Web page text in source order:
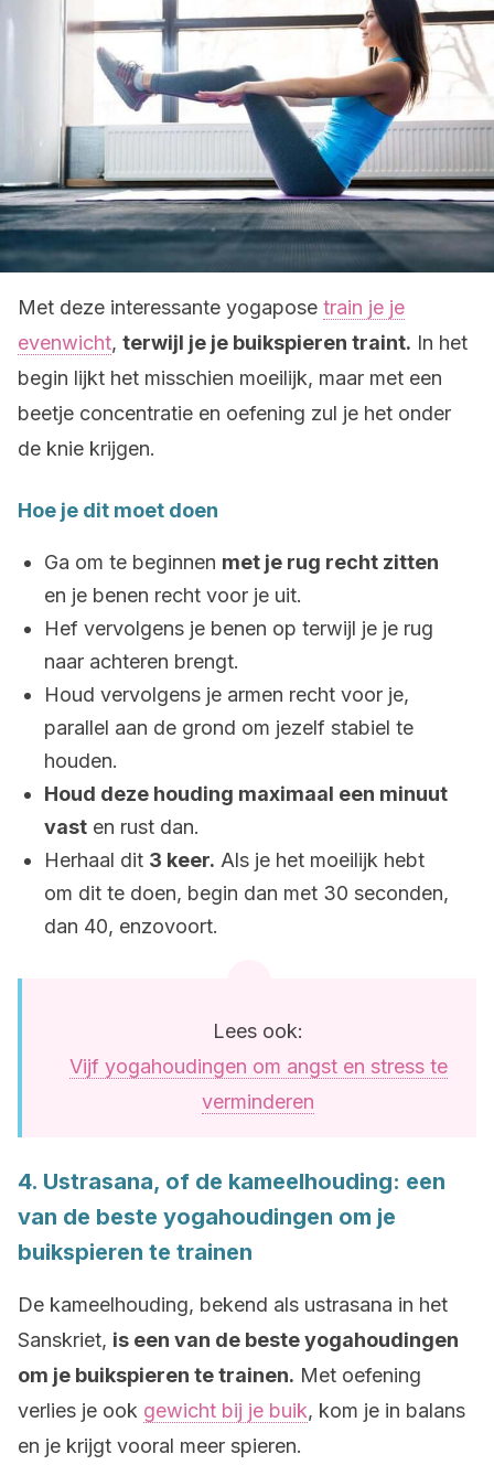
Met deze interessante yogapose train je je
evenwicht, terwijl je je buikspieren traint. In het
begin lijkt het misschien moeilijk, maar met een
beetje concentratie en oefening zul je het onder
de knie krijgen.
Hoe je dit moet doen
Ga om te beginnen met je rug recht zitten
en je benen recht voor je uit.
Hef vervolgens je benen op terwijl je je rug
naar achteren brengt.
Houd vervolgens je armen recht voor je,
parallel aan de grond om jezelf stabiel te
houden.
Houd deze houding maximaal een minuut
vast en rust dan.
Herhaal dit 3 keer. Als je het moeilijk hebt
om dit te doen, begin dan met 30 seconden,
dan 40, enzovoort.
Lees ook:
Vijf yogahoudingen om angst en stress te
verminderen
4. Ustrasana, of de kameelhouding: een
van de beste yogahoudingen om je
buikspieren te trainen
De kameelhouding, bekend als ustrasana in het
Sanskriet, is een van de beste yogahoudingen
om je buikspieren te trainen. Met oefening
verlies je ook gewicht bij je buik, kom je in balans
en je krijgt vooral meer spieren.